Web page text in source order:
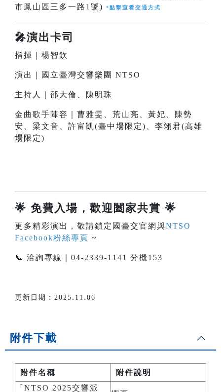
市鳳山區三多一路1號)
*點擊查看交通方式
🎤演出卡司
指揮｜ 楊智欽
演出｜國立臺灣交響樂團 NTSO
主持人｜邵大倫、陳明珠
金曲歌手陣容｜曹雅雯、荒山亮、黃妃、陳勢
安、梁文音、許富凱(臺中場限定)、李翊君(高雄
場限定)
🌟 免費入場，歡迎闔家共賞 🌟
更多精彩演出，敬請鎖定國臺交官網與NTSO
Facebook粉絲專頁 ~
📞 洽詢專線｜04-2339-1141 分機153
更新日期：2025.11.06
附件下載
附件名稱
附件說明
「NTSO 2025交響派